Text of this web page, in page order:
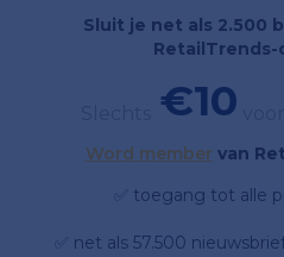
Sluit je net als 2.500
€10
Word member van
✅ toegang tot alle
✅ net als 57.500